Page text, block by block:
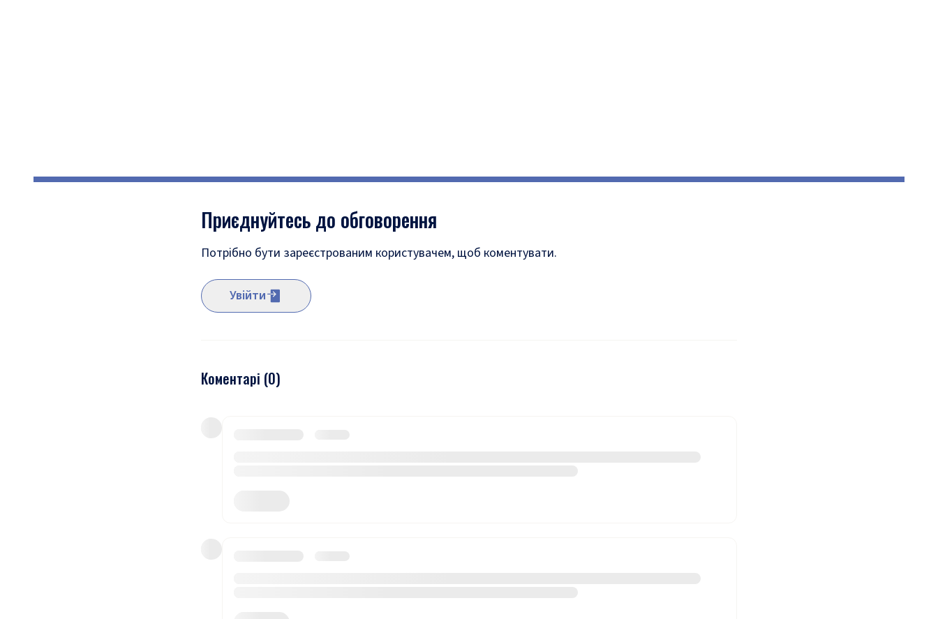
Приєднуйтесь до обговорення
Потрібно бути зареєстрованим користувачем, щоб коментувати.
Увійти
Коментарі (0)